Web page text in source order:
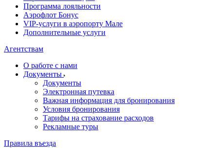
Программа лояльности
Аэрофлот Бонус
VIP-услуги в аэропорту Мале
Дополнительные услуги
Агентствам
О работе с нами
Документы
Документы
Электронная путевка
Важная информация для бронирования
Условия бронирования
Тарифы на страхование расходов
Рекламные туры
Правила въезда